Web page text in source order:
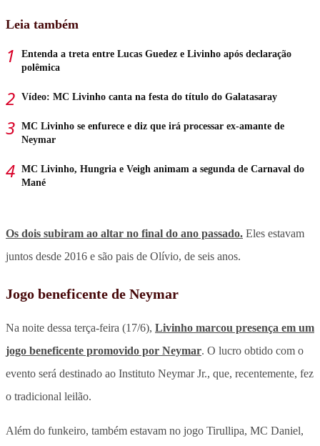
Leia também
Entenda a treta entre Lucas Guedez e Livinho após declaração
polêmica
Vídeo: MC Livinho canta na festa do título do Galatasaray
MC Livinho se enfurece e diz que irá processar ex-amante de
Neymar
MC Livinho, Hungria e Veigh animam a segunda de Carnaval do
Mané
Os dois subiram ao altar no final do ano passado. Eles estavam
juntos desde 2016 e são pais de Olívio, de seis anos.
Jogo beneficente de Neymar
Na noite dessa terça-feira (17/6), Livinho marcou presença em um
jogo beneficente promovido por Neymar. O lucro obtido com o
evento será destinado ao Instituto Neymar Jr., que, recentemente, fez
o tradicional leilão.
Além do funkeiro, também estavam no jogo Tirullipa, MC Daniel,